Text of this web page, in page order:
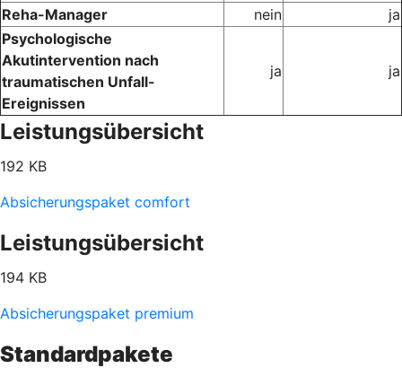
Reha-Manager
nein
ja
Psychologische
Akutintervention nach
traumatischen Unfall-
Ereignissen
ja ja
Leistungsübersicht
192 KB
Absicherungspaket comfort
Leistungsübersicht
194 KB
Absicherungspaket premium
Standardpakete